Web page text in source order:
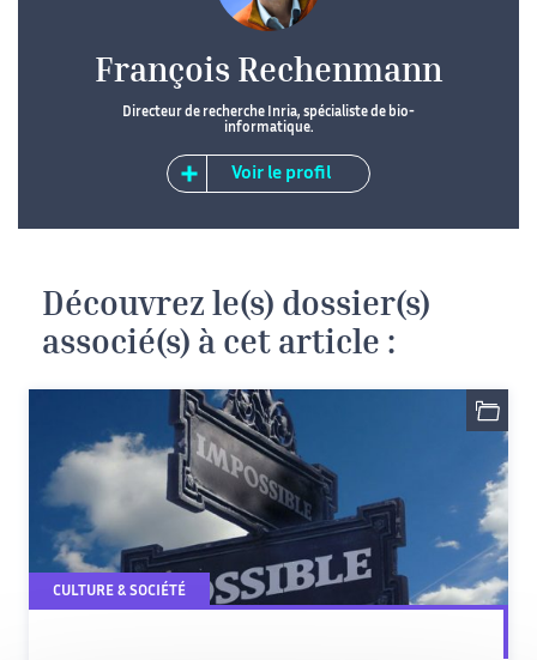
François Rechenmann
Directeur de recherche Inria, spécialiste de bio-
informatique.
Voir le profil
Découvrez le(s) dossier(s)
associé(s) à cet article :
CULTURE & SOCIÉTÉ